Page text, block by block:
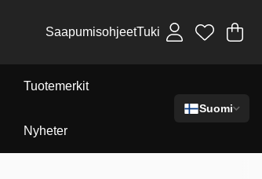
SaapumisohjeetTuki .
Tuotemerkit
Nyheter
Suomi